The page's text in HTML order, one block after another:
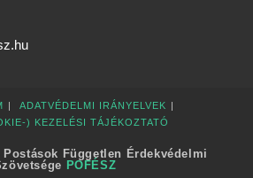
ADATVÉDELMI IRÁNYELVEK
) KEZELÉSI TÁJÉKOZTATÓ
Független Érdekvédelmi
POFÉSZ